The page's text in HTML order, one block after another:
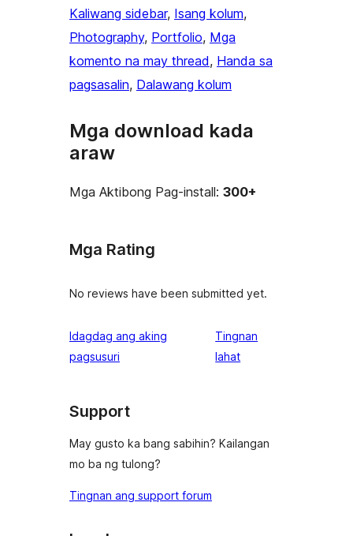
Kaliwang sidebar, Isang kolum
Photography, Portfolio, Mga
komento na may thread, Handa sa
pagsasalin, Dalawang kolum
Mga download kada
araw
Mga Aktibong Pag-install: 300+
Mga Rating
No reviews have been submitted yet.
Idagdag ang aking
pagsusuri
Tingnan
lahatng
Support
May gusto ka bang sabihin? Kailangan
mo ba ng tulong?
Tingnan ang support forum